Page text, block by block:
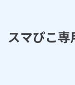
スマぴこ